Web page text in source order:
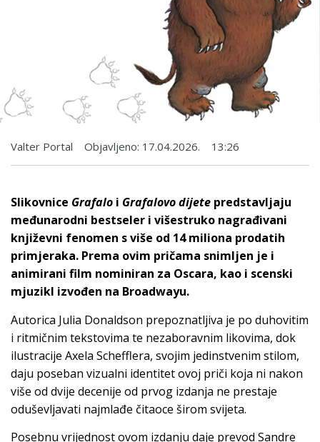
Valter Portal Objavljeno: 17.04.2026. 13:26
Slikovnice Grafalo i Grafalovo dijete predstavljaju
međunarodni bestseler i višestruko nagrađivani
književni fenomen s više od 14 miliona prodatih
primjeraka. Prema ovim pričama snimljen je i
animirani film nominiran za Oscara, kao i scenski
mjuzikl izvođen na Broadwayu.
Autorica Julia Donaldson prepoznatljiva je po duhovitim
i ritmičnim tekstovima te nezaboravnim likovima, dok
ilustracije Axela Schefflera, svojim jedinstvenim stilom,
daju poseban vizualni identitet ovoj priči koja ni nakon
više od dvije decenije od prvog izdanja ne prestaje
oduševljavati najmlađe čitaoce širom svijeta.
Posebnu vrijednost ovom izdanju daje prevod Sandre